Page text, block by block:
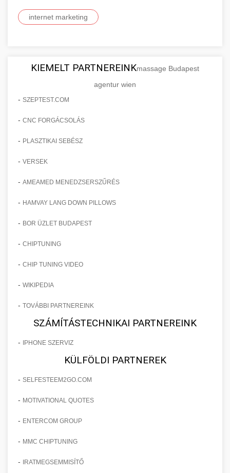
internet marketing
KIEMELT PARTNEREINKmassage Budapest
agentur wien
- SZEPTEST.COM
- CNC FORGÁCSOLÁS
- PLASZTIKAI SEBÉSZ
- VERSEK
- AMEAMED MENEDZSERSZŰRÉS
- HAMVAY LANG DOWN PILLOWS
- BOR ÜZLET BUDAPEST
- CHIPTUNING
- CHIP TUNING VIDEO
- WIKIPEDIA
- TOVÁBBI PARTNEREINK
SZÁMÍTÁSTECHNIKAI PARTNEREINK
- IPHONE SZERVIZ
KÜLFÖLDI PARTNEREK
- SELFESTEEM2GO.COM
- MOTIVATIONAL QUOTES
- ENTERCOM GROUP
- MMC CHIPTUNING
- IRATMEGSEMMISÍTŐ